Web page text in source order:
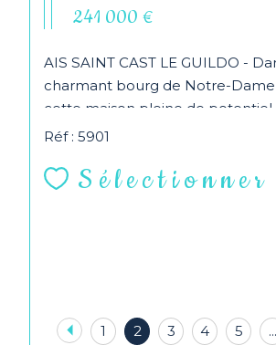
241 000 €
AIS SAINT CAST LE GUILDO -
charmant bourg de Notre-
cette maison pleine de
située à quelques...
Réf : 5901
Sélectionner
1 2 3 4 5 ...